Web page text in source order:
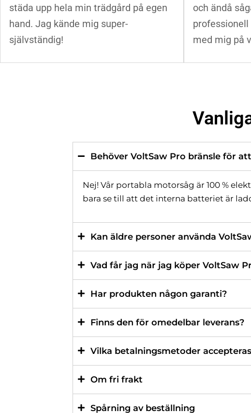
städa upp hela min trädgård på egen
hand. Jag kände mig super­
självständig!
och ändå
med mig på
Behöver VoltSaw Pro bränsle för
Nej! Vår portabla motorsåg är 100 %
bara se till att det interna batteriet är
Kan äldre personer använda
Vad får jag när jag köper VoltSaw
Har produkten någon garanti?
Finns den för omedelbar leverans?
Vilka betalningsmetoder
Om fri frakt
Spårning av beställning